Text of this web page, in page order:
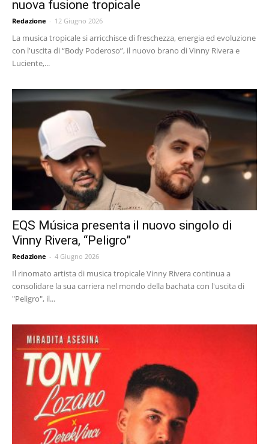
nuova fusione tropicale
Redazione - 12 Giugno 2026
La musica tropicale si arricchisce di freschezza, energia ed evoluzione
con l'uscita di “Body Poderoso”, il nuovo brano di Vinny Rivera e
Luciente,...
EQS Música presenta il nuovo singolo di
Vinny Rivera, “Peligro”
Redazione - 4 Giugno 2026
Il rinomato artista di musica tropicale Vinny Rivera continua a
consolidare la sua carriera nel mondo della bachata con l'uscita di
"Peligro", il...